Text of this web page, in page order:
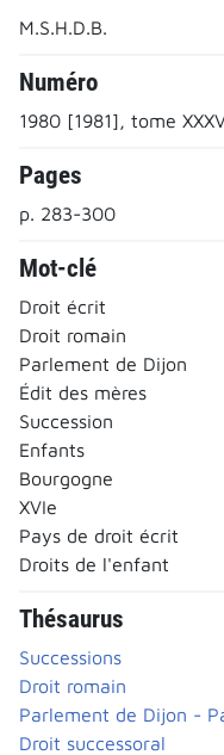
M.S.H.D.B.
Numéro
1980 [1981], tome
Pages
p. 283-300
Mot-clé
Droit écrit
Droit romain
Parlement de Dijon
Édit des mères
Succession
Enfants
Bourgogne
XVIe
Pays de droit écrit
Droits de l'enfant
Thésaurus
Successions
Droit romain
Parlement de Dijon -
Droit successoral